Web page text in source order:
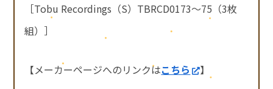
［Tobu Recordings（S）TBRCD0173～75（3枚
組）］
【メーカーページへのリンクはこちら 】